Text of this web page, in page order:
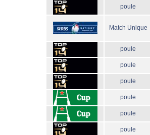
poule
Match Unique
poule
poule
poule
poule
poule
poule